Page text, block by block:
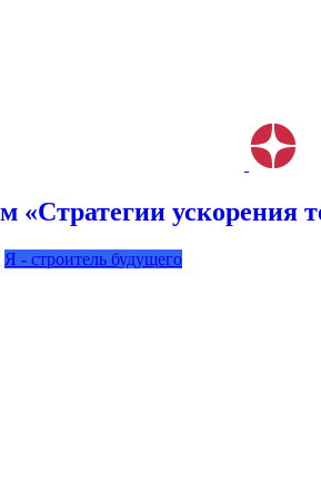
«Стратегии ускорения
Я - строитель будущего